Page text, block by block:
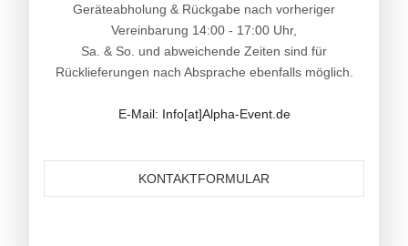
Geräteabholung & Rückgabe nach vorheriger
Vereinbarung 14:00 - 17:00 Uhr,
Sa. & So. und abweichende Zeiten sind für
Rücklieferungen nach Absprache ebenfalls möglich.
E-Mail: Info[at]Alpha-Event.de
KONTAKTFORMULAR